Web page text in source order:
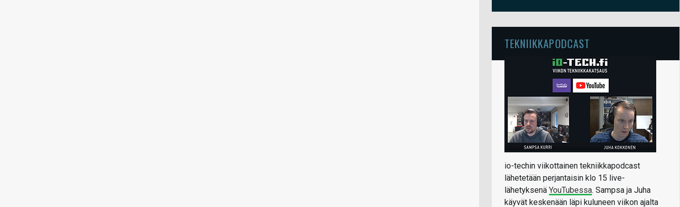
TEKNIIKKAPODCAST
io-techin viikottainen tekniikkapodcast
lähetetään perjantaisin klo 15 live-
lähetyksenä YouTubessa. Sampsa ja Juha
käyvät keskenään läpi kuluneen viikon ajalta